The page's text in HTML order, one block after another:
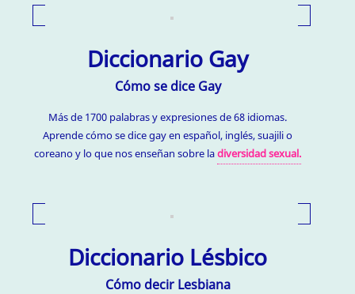
Diccionario Gay
Cómo se dice Gay
Más de 1700 palabras y expresiones de 68 idiomas.
Aprende cómo se dice gay en español, inglés, suajili o
coreano y lo que nos enseñan sobre ladiversidad sexual.
Diccionario Lésbico
Cómo decir Lesbiana